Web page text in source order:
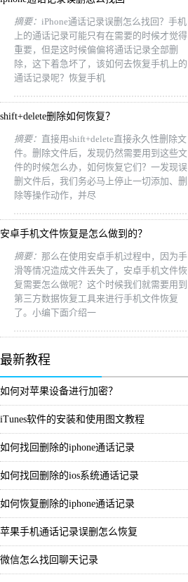
摘要： iPhone通话记录误删怎么找回？手机
上的通话记录可能只有在需要的时候才觉得
重要，但是这时候偏偏将通话记录全部删
除，这下着急坏了，该如何去恢复手机上的
通话记录呢？恢复手机
shift+delete删除如何恢复？
摘要： 直接用shift+delete直接永久性删除文
件。删除文件后，发现仍然需要用到这些文
件的时候怎么办，如何恢复它们？一发现误
删文件后，我们务必马上停止一切添加、删
除等操作动作，并尽
安卓手机文件恢复是怎么做到的？
摘要： 那么在使用安卓手机过程中，因为手
滑等情况造成文件丢失了，安卓手机文件恢
复需要怎么做呢？这个时候我们就需要用到
第三方数据恢复工具来进行手机文件恢复
了。小编下面介绍一
最新教程
如何对苹果设备进行加密？
iTunes软件的安装和使用图文教程
如何找回删除的iphone通话记录
如何找回删除的ios系统通话记录
如何恢复删除的iphone通话记录
苹果手机通话记录误删怎么恢复
微信怎么找回聊天记录